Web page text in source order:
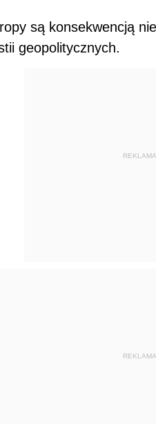
są konsekwencją
geopolitycznych.
REKLAMA
REKLAMA